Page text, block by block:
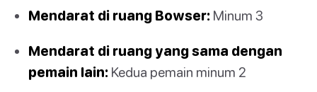
Mendarat di ruang Bowser: Minum 3
Mendarat di ruang yang sama dengan
pemain lain: Kedua pemain minum 2